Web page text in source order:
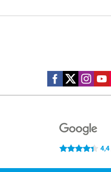
Social media
4.4 sterren 4,4